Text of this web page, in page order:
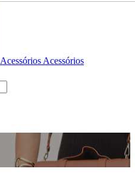
Acessórios Acessórios